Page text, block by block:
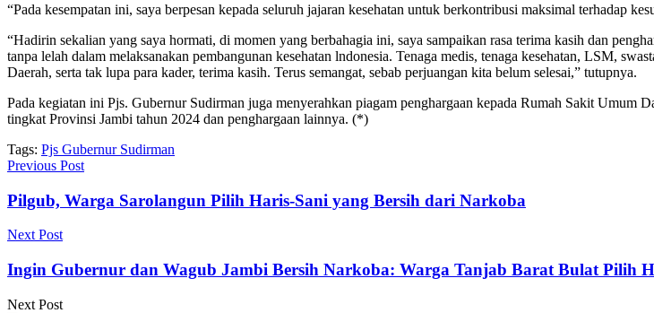
“Pada kesempatan ini, saya berpesan kepada seluruh jajaran kesehatan untuk berkontribusi maksimal terhadap
“Hadirin sekalian yang saya hormati, di momen yang berbahagia ini, saya sampaikan rasa terima kasih dan
tanpa lelah dalam melaksanakan pembangunan kesehatan lndonesia. Tenaga medis, tenaga kesehatan, LSM,
Daerah, serta tak lupa para kader, terima kasih. Terus semangat, sebab perjuangan kita belum selesai,” tutupnya.
Pada kegiatan ini Pjs. Gubernur Sudirman juga menyerahkan piagam penghargaan kepada Rumah Sakit Umum
tingkat Provinsi Jambi tahun 2024 dan penghargaan lainnya. (*)
Tags: Pjs Gubernur Sudirman
Previous Post
Pilgub, Warga Sarolangun Pilih Haris-Sani yang Bersih dari Narkoba
Next Post
Ingin Gubernur dan Wagub Jambi Bersih Narkoba: Warga Tanjab Barat Bulat Pilih
Next Post